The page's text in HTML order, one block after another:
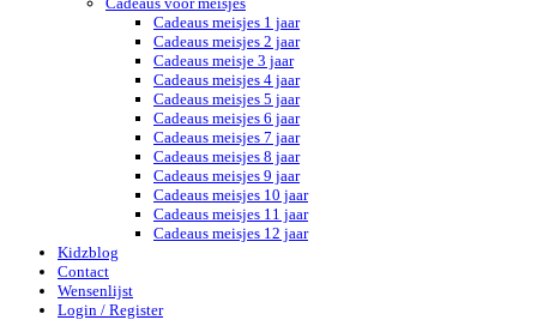
Cadeaus meisjes 1 jaar
Cadeaus meisjes 2 jaar
Cadeaus meisje 3 jaar
Cadeaus meisjes 4 jaar
Cadeaus meisjes 5 jaar
Cadeaus meisjes 6 jaar
Cadeaus meisjes 7 jaar
Cadeaus meisjes 8 jaar
Cadeaus meisjes 9 jaar
Cadeaus meisjes 10 jaar
Cadeaus meisjes 11 jaar
Cadeaus meisjes 12 jaar
Kidzblog
Contact
Wensenlijst
Login / Register